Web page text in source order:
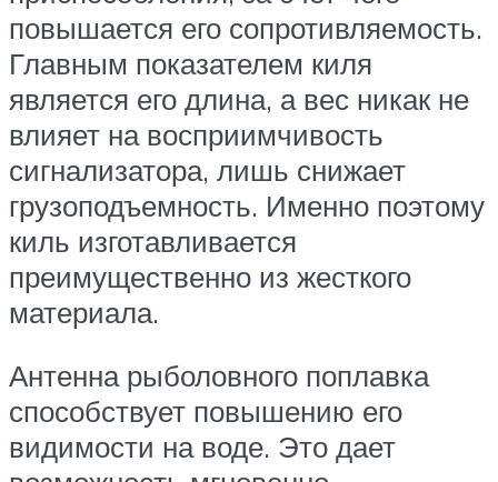
повышается его сопротивляемость.
Главным показателем киля
является его длина, а вес никак не
влияет на восприимчивость
сигнализатора, лишь снижает
грузоподъемность. Именно поэтому
киль изготавливается
преимущественно из жесткого
материала.
Антенна рыболовного поплавка
способствует повышению его
видимости на воде. Это дает